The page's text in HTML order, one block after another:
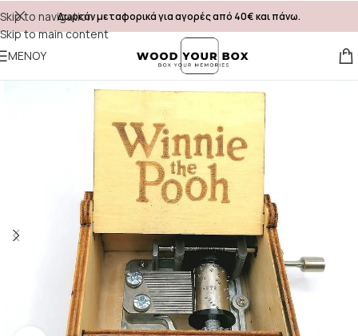
Skip to navigation
Skip to main content
Δωρεάν μεταφορικά για αγορές από 40€ και πάνω.
ΜΕΝΟΎ